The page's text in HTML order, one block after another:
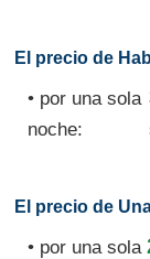
El precio de
• por una sola
noche:
El precio de
• por una sola